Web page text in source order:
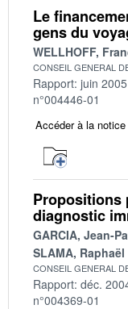
Le
gens du
WELLHOFF,
CONSEIL GENERAL
Rapport: juin 2005
n°004446-01
Accéder à la notice
Propositions
diagnostic
GARCIA, Jean-
SLAMA, Raphaël
CONSEIL GENERAL
Rapport: déc.
n°004369-01